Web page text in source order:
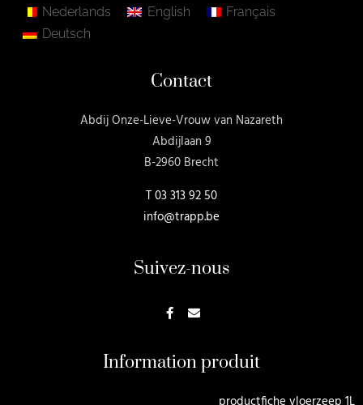
Nederlands English
Français
Deutsch
Contact
Abdij Onze-Lieve-Vrouw van Nazareth
Abdijlaan 9
B-2960 Brecht
T03 313 92 50
info@trapp.be
Suivez-nous
Information produit